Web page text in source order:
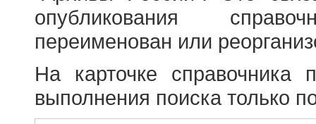
опубликования
переименован или
На карточке справочника
выполнения поиска только